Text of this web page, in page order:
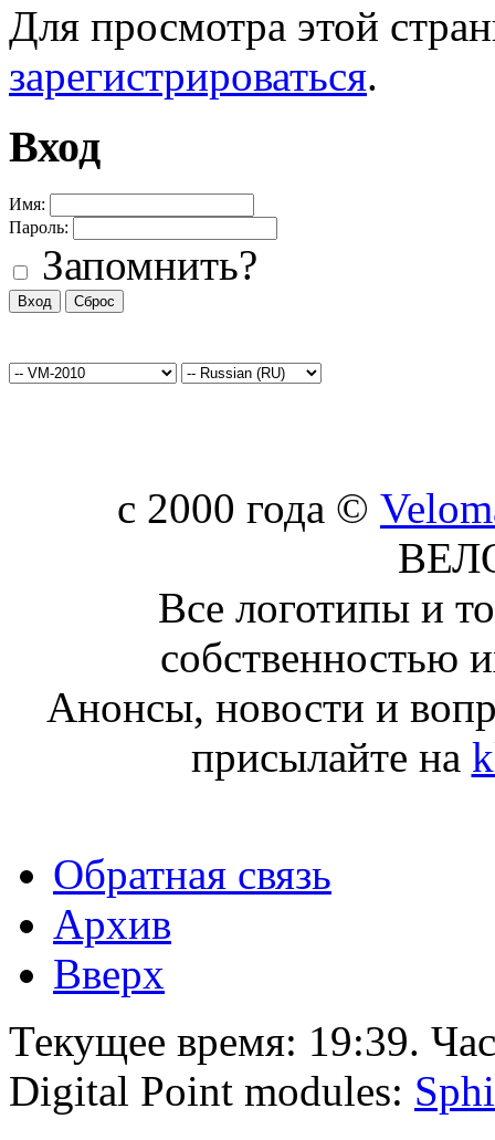
Для просмотра этой
зарегистрироваться.
Вход
Имя:
Пароль:
Запомнить?
c 2000 года ©
Все логотипы и
собственностью
Анонсы, новости и
присылайте на
Обратная связь
Архив
Вверх
Текущее время: 19:39.
Digital Point modules: